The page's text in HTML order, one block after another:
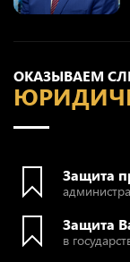
ОКАЗЫВАЕМ
Защита
Защита
в